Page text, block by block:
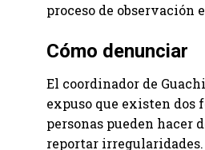
proceso de observación
Cómo denunciar
El coordinador de
expuso que existen dos
personas pueden hacer
reportar irregularidades.